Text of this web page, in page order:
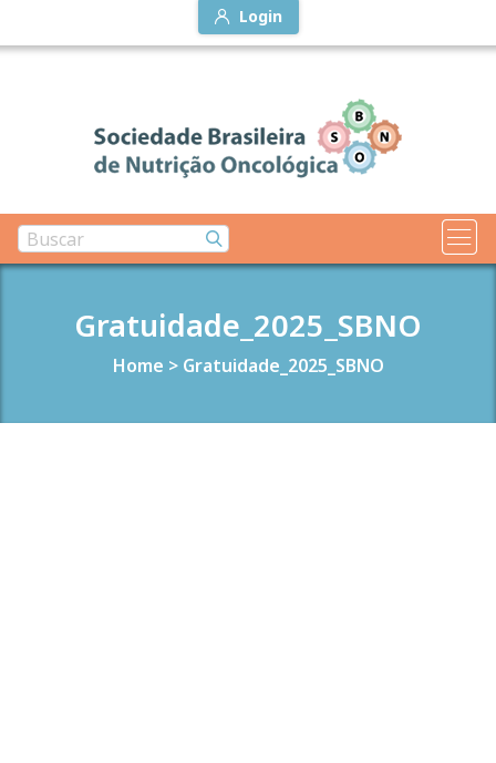
Login
Gratuidade_2025_SBNO
Home > Gratuidade_2025_SBNO